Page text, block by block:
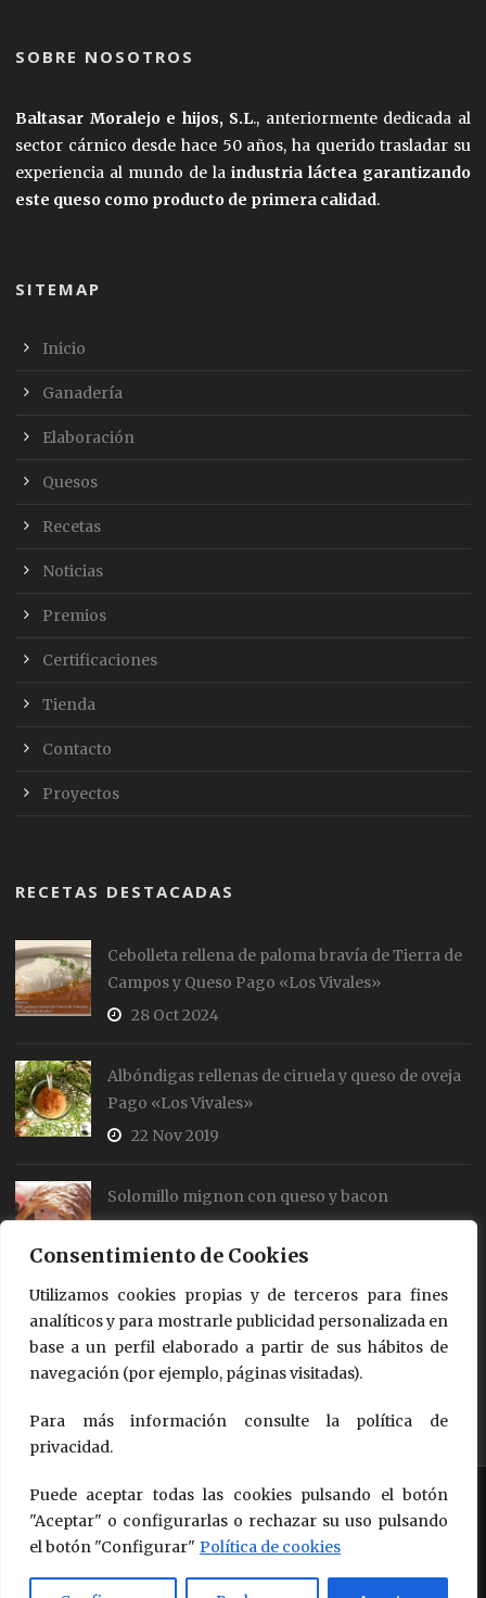
Consentimiento de Cookies
Utilizamos cookies propias y de terceros para fines
analíticos y para mostrarle publicidad personalizada en
base a un perfil elaborado a partir de sus hábitos de
navegación (por ejemplo, páginas visitadas).
Para más información consulte la política de
privacidad.
Puede aceptar todas las cookies pulsando el botón
"Aceptar" o configurarlas o rechazar su uso pulsando
el botón "Configurar" Política de cookies
SOBRE NOSOTROS
Baltasar Moralejo e hijos, S.L., anteriormente dedicada al
sector cárnico desde hace 50 años, ha querido trasladar su
experiencia al mundo de la industria láctea garantizando
este queso como producto de primera calidad.
SITEMAP
Inicio
Ganadería
Elaboración
Quesos
Recetas
Noticias
Premios
Certificaciones
Tienda
Contacto
Proyectos
RECETAS DESTACADAS
Cebolleta rellena de paloma bravía de Tierra de
Campos y Queso Pago «Los Vivales»
28 Oct 2024
Albóndigas rellenas de ciruela y queso de oveja
Pago «Los Vivales»
22 Nov 2019
Solomillo mignon con queso y bacon
Rollos de salmón y queso
18 Jul 2018
Copyright © 2018 - 2026 Queso de Oveja Pago "Los Vivales"
Design by Questión de Imagen Comunicación
Proyectos
Condiciones de Uso